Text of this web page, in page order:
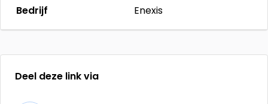
Bedrijf
Enexis
Deel deze link via